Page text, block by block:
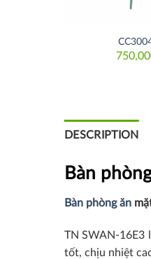
DESCRIPTION
Bàn
Bàn phòng ăn
TN SWAN-16E3
tốt, chịu nhiệt